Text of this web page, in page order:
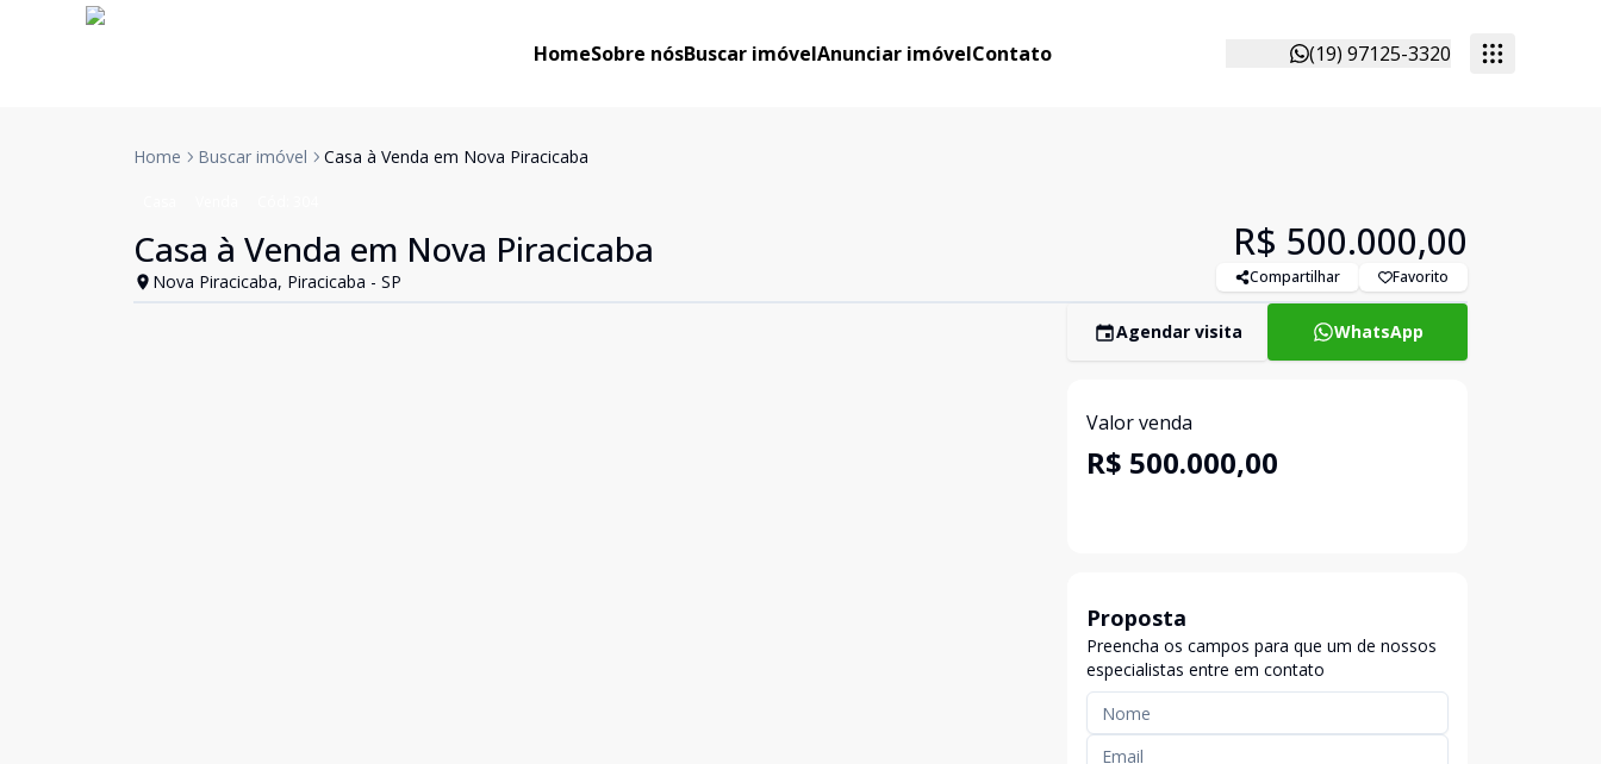
HomeSobre nósBuscar imóvelAnunciar imóvelContato (19) 97125-3320
Home Buscar imóvel Casa à Venda em Nova Piracicaba
Casa à Venda em Nova Piracicaba
Nova Piracicaba, Piracicaba - SP
R$ 500.000,00
Compartilhar Favorito
Agendar visita WhatsApp
Valor venda
R$ 500.000,00
Proposta
Preencha os campos para que um de nossos
especialistas entre em contato